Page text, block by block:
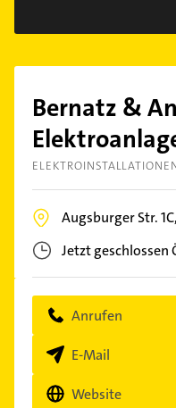
Bernatz &
Augsburger Str. 1C,
Jetzt geschlossen
Anrufen
E-Mail
Website